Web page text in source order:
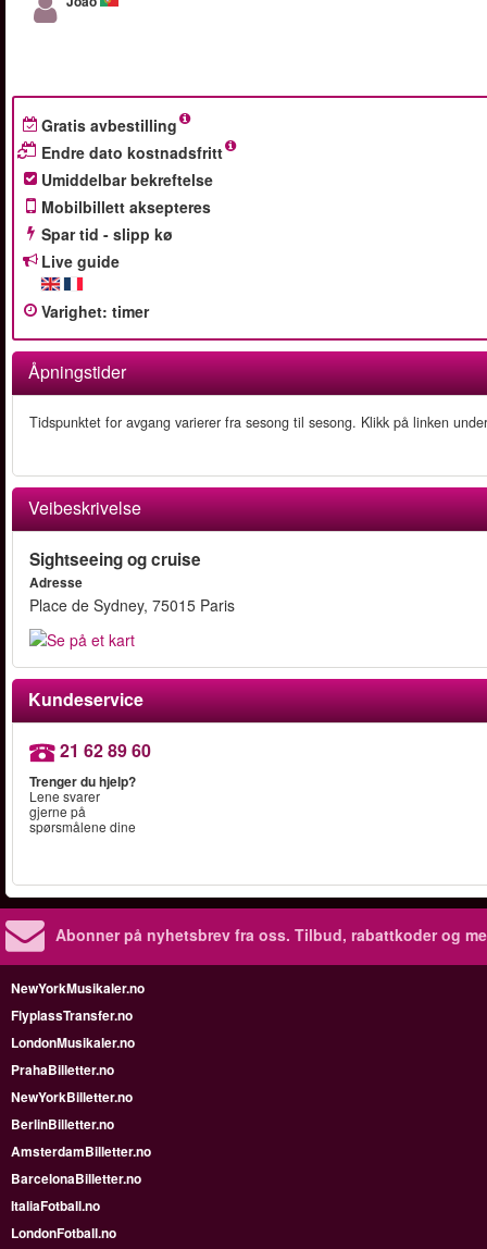
Gratis avbestilling
Endre dato kostnadsfritt
Umiddelbar bekreftelse
Mobilbillett aksepteres
Spar tid - slipp kø
Live guide
Varighet: timer
Åpningstider
Tidspunktet for avgang varierer fra sesong til sesong. Klikk på linken
Veibeskrivelse
Sightseeing og cruise
Adresse
Place de Sydney, 75015 Paris
Kundeservice
21 62 89 60
Trenger du hjelp?
Lene svarer
gjerne på
spørsmålene dine
Abonner på nyhetsbrev fra oss. Tilbud, rabattkoder og
NewYorkMusikaler.no
FlyplassTransfer.no
LondonMusikaler.no
PrahaBilletter.no
NewYorkBilletter.no
BerlinBilletter.no
AmsterdamBilletter.no
BarcelonaBilletter.no
ItaliaFotball.no
LondonFotball.no